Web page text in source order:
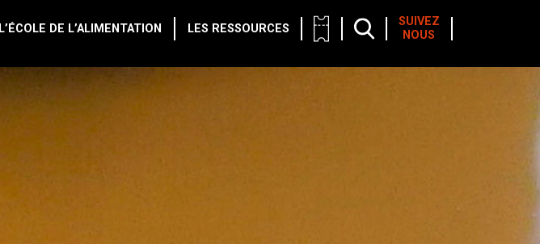
L’ÉCOLE DE L’ALIMENTATION LES RESSOURCES
SUIVEZ
NOUS